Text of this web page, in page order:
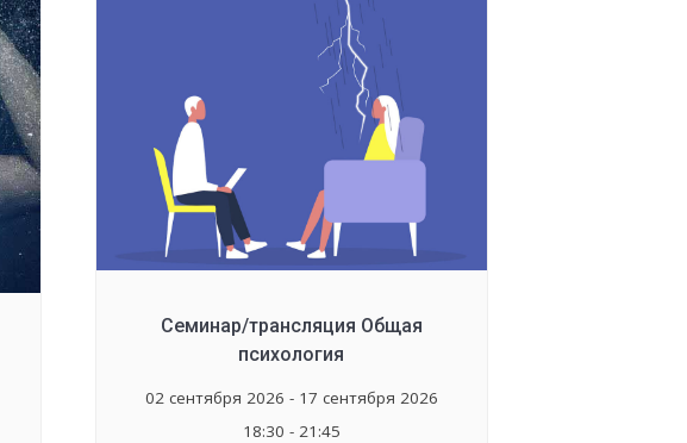
Семинар/трансляция Общая
психология
02 сентября 2026 - 17 сентября 2026
18:30 - 21:45